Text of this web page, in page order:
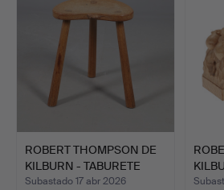
ROBERT THOMPSON DE
KILBURN - TABURETE
«MOU…
Subastado 17 abr 2026
S…